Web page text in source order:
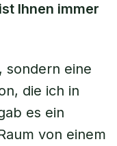
Ihnen immer
sondern eine
die ich in
es ein
von einem